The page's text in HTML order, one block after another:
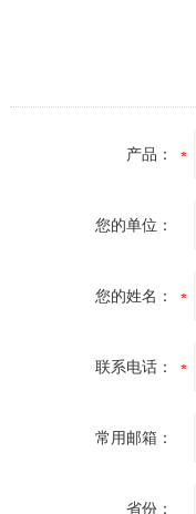
产品：
您的单位：
您的姓名：
联系电话：
常用邮箱：
省份：